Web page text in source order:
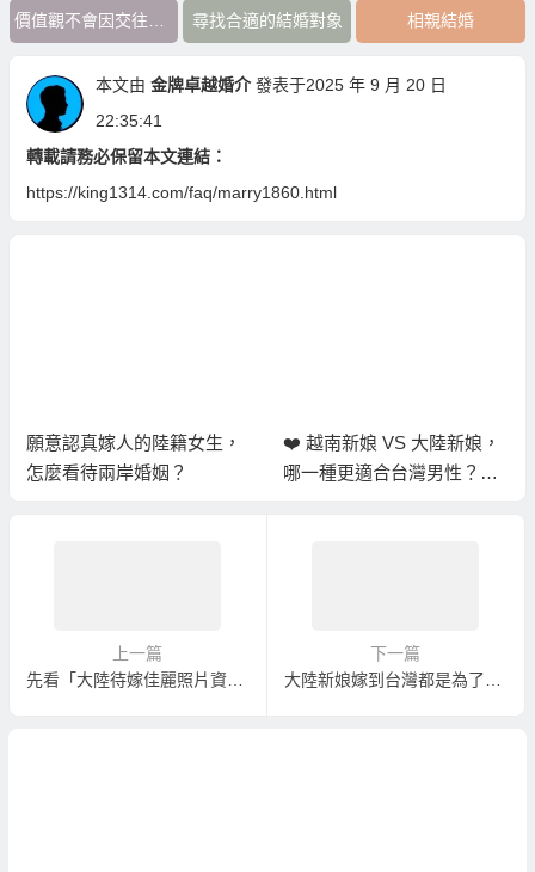
尋找合適的結婚對象 相親結婚
本文由 金牌卓越婚介 發表于2025 年 9 月 20 日
22:35:41
轉載請務必保留本文連結：
https://king1314.com/faq/marry1860.html
願意認真嫁人的陸籍女生，
怎麼看待兩岸婚姻？
❤️ 越南新娘 VS 大陸新娘，
哪一種更適合台灣男性？完
上一篇
先看「大陸待嫁佳麗照片資料」、「越南待嫁佳麗照片資料」來挑選！不白跑順利娶到喜歡與滿意的老婆！
下一篇